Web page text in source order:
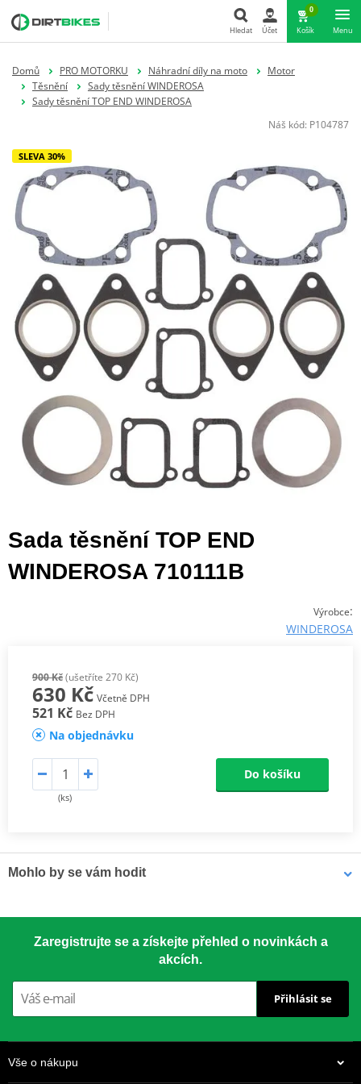
Hledat Účet
0
Košík Menu
Domů PRO MOTORKU Náhradní díly na moto
Motor
Těsnění
Sady těsnění WINDEROSA
Sady těsnění TOP END WINDEROSA
Náš kód: P104787
SLEVA 30%
Sada těsnění TOP END
WINDEROSA 710111B
Výrobce:
WINDEROSA
900 Kč(ušetříte 270 Kč)
630 Kč Včetně DPH
521 Kč Bez DPH
Na objednávku
(ks)
Do košíku
Mohlo by se vám hodit
Zaregistrujte se a získejte přehled o novinkách a
akcích.
Přihlásit se
Vše o nákupu